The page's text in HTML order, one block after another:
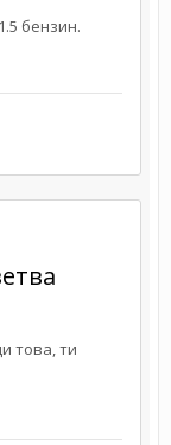
бензин.
това, ти